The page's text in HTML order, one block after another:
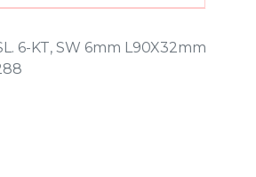
6-KT, SW 6mm L90X32mm